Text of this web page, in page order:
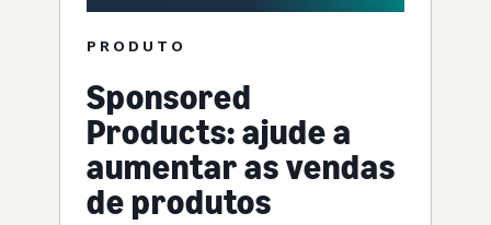
PRODUTO
Sponsored
Products: ajude a
aumentar as vendas
de produtos